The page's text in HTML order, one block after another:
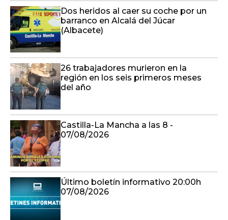
Dos heridos al caer su coche por un
barranco en Alcalá del Júcar
(Albacete)
26 trabajadores murieron en la
región en los seis primeros meses
del año
Castilla-La Mancha a las 8 -
07/08/2026
Último boletín informativo 20:00h
07/08/2026